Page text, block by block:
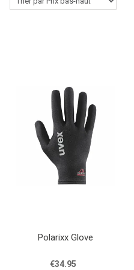
Le Cavalier Western
Lasso-Fouet & Accessoires
Outlet
Contactez-nous
Polarixx Glove
€34.95